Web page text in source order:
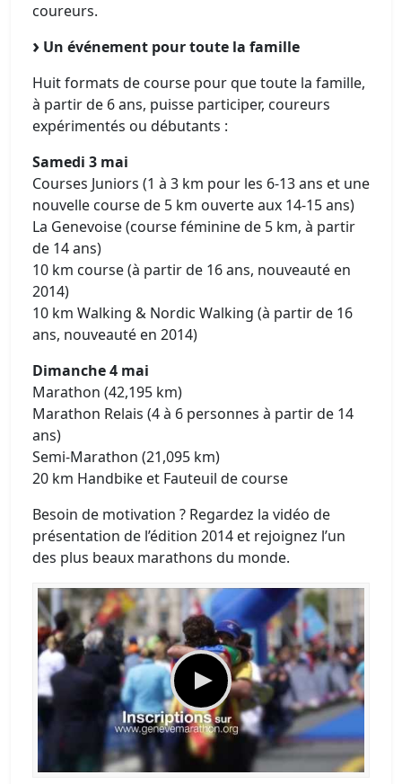
coureurs.
Un événement pour toute la famille
Huit formats de course pour que toute la famille,
à partir de 6 ans, puisse participer, coureurs
expérimentés ou débutants :
Samedi 3 mai
Courses Juniors (1 à 3 km pour les 6-13 ans et une
nouvelle course de 5 km ouverte aux 14-15 ans)
La Genevoise (course féminine de 5 km, à partir
de 14 ans)
10 km course (à partir de 16 ans, nouveauté en
2014)
10 km Walking & Nordic Walking (à partir de 16
ans, nouveauté en 2014)
Dimanche 4 mai
Marathon (42,195 km)
Marathon Relais (4 à 6 personnes à partir de 14
ans)
Semi-Marathon (21,095 km)
20 km Handbike et Fauteuil de course
Besoin de motivation ? Regardez la vidéo de
présentation de l’édition 2014 et rejoignez l’un
des plus beaux marathons du monde.